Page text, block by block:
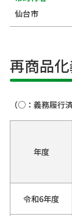
仙台市
再商品
（○：義務履行
年度
令和6年度